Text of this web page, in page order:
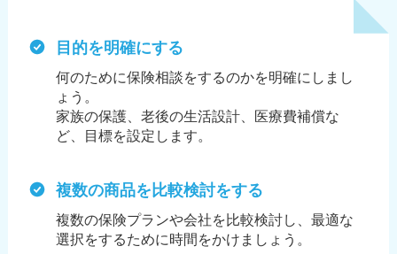
目的を明確にする
何のために保険相談をするのかを明確にしまし
ょう。
家族の保護、老後の生活設計、医療費補償な
ど、目標を設定します。
複数の商品を比較検討をする
複数の保険プランや会社を比較検討し、最適な
選択をするために時間をかけましょう。